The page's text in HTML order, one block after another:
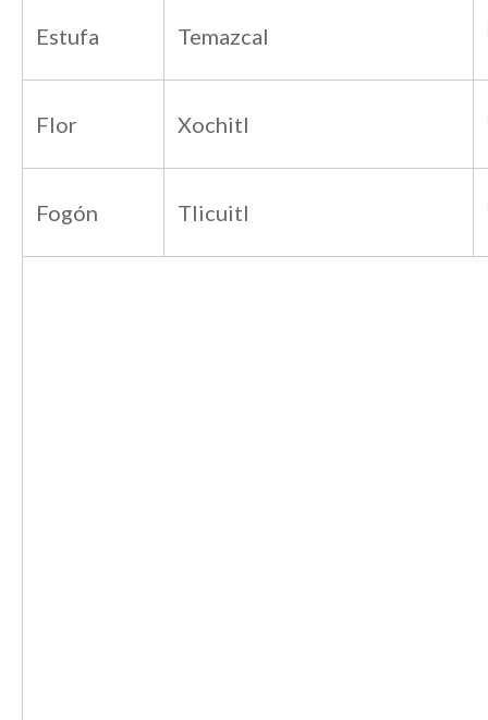
Estufa Temazcal
Flor Xochitl
Fogón Tlicuitl